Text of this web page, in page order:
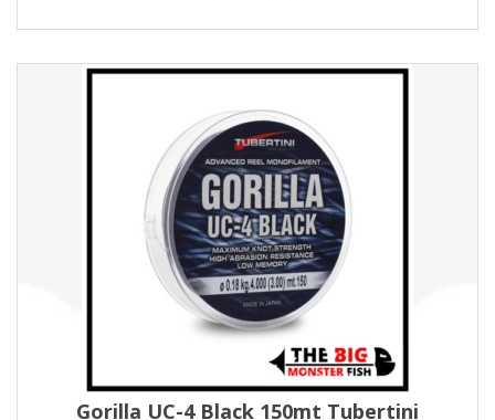
Gorilla UC-4 Black 150mt Tubertini